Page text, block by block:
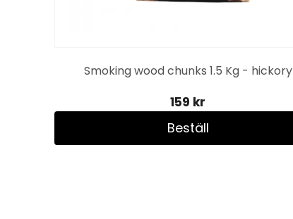
Smoking wood chunks 1.5 Kg - hickory
159 kr
Beställ